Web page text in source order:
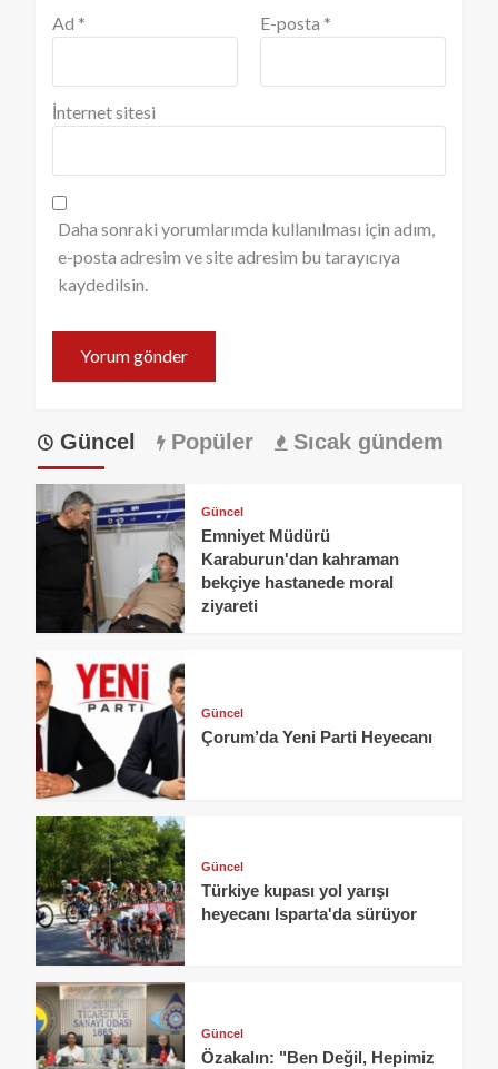
Ad * E-posta *
İnternet sitesi
Daha sonraki yorumlarımda kullanılması için adım,
e-posta adresim ve site adresim bu tarayıcıya
kaydedilsin.
Güncel Popüler Sıcak gündem
Güncel
Emniyet Müdürü
Karaburun'dan kahraman
bekçiye hastanede moral
ziyareti
Güncel
Çorum’da Yeni Parti Heyecanı
Güncel
Türkiye kupası yol yarışı
heyecanı Isparta'da sürüyor
Güncel
Özakalın: "Ben Değil, Hepimiz